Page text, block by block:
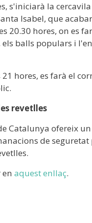
s'iniciarà la
Isabel, que
20.30 hores, on es
balls populars i
21 hores, es farà el
revetlles
Catalunya ofereix
de seguretat
en aquest enllaç.